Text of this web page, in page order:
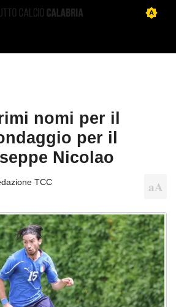
nomi per il
per il
Nicolao
TCC